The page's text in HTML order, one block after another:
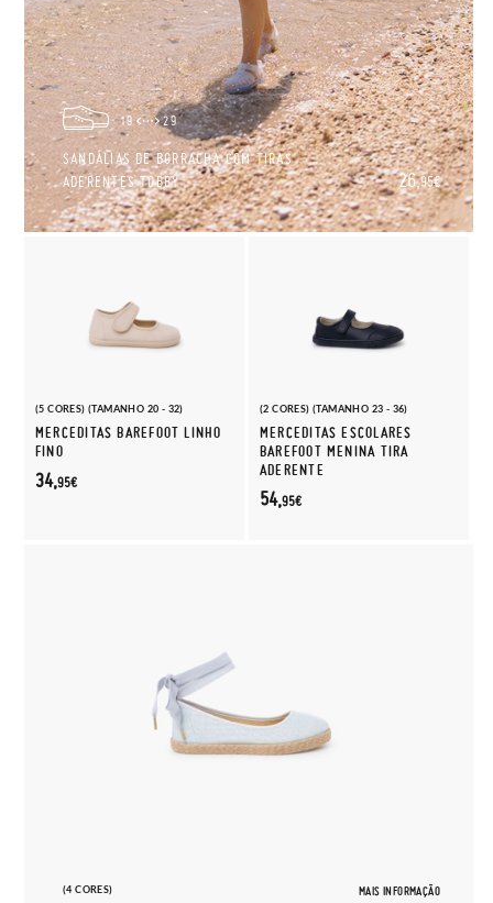
19 29
SANDÁLIAS DE BORRACHA COM TIRAS
ADERENTES TOBBY
26,95€
(5 CORES) (TAMANHO 20 - 32)
MERCEDITAS BAREFOOT LINHO
FINO
34,95€
(2 CORES) (TAMANHO 23 - 36)
MERCEDITAS ESCOLARES
BAREFOOT MENINA TIRA
ADERENTE
54,95€
(4 CORES) MAIS INFORMAÇÃO